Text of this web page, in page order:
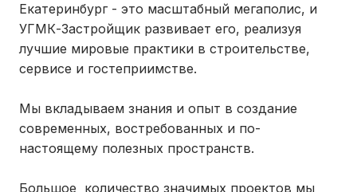
Екатеринбург - это масштабный мегаполис, и
УГМК-Застройщик развивает его, реализуя
лучшие мировые практики в строительстве,
сервисе и гостеприимстве.
Мы вкладываем знания и опыт в создание
современных, востребованных и по-
настоящему полезных пространств.
Большое количество значимых проектов мы